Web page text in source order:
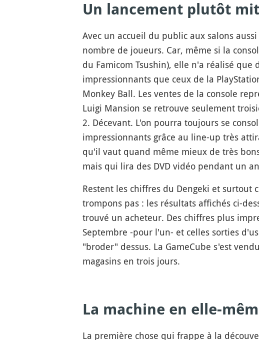
Un lancement plutôt
Avec un accueil du public aux salons
nombre de joueurs. Car, même si la
du Famicom Tsushin), elle n'a réalisé
impressionnants que ceux de la
Monkey Ball. Les ventes de la console
Luigi Mansion se retrouve seulement
2. Décevant. L'on pourra toujours se
impressionnants grâce au line-up très
qu'il vaut quand même mieux de très
mais qui lira des DVD vidéo pendant un
Restent les chiffres du Dengeki et
trompons pas : les résultats affichés ci-
trouvé un acheteur. Des chiffres plus
Septembre -pour l'un- et celles sorties
"broder" dessus. La GameCube s'est
magasins en trois jours.
La machine en elle-
La première chose qui frappe à la